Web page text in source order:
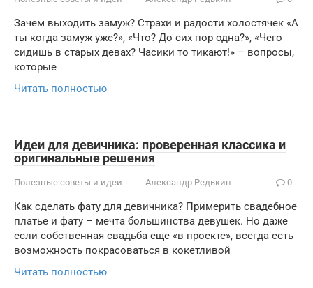
Зачем выходить замуж? Страхи и радости холостячек «А
ты когда замуж уже?», «Что? До сих пор одна?», «Чего
сидишь в старых девах? Часики то тикают!» – вопросы,
которые
Читать полностью
Идеи для девичника: проверенная классика и
оригинальные решения
Полезные советы и идеи Александр Редькин 0
Как сделать фату для девичника? Примерить свадебное
платье и фату – мечта большинства девушек. Но даже
если собственная свадьба еще «в проекте», всегда есть
возможность покрасоваться в кокетливой
Читать полностью